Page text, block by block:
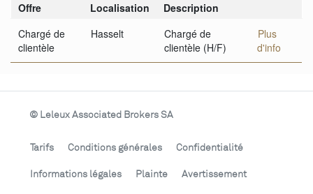
Offre Localisation
Description
Chargé de
clientèle
Hasselt
Chargé de
clientèle (H/F)
Plus
d'info
© Leleux Associated Brokers SA
Tarifs Conditions générales Confidentialité
Informations légales Plainte Avertissement